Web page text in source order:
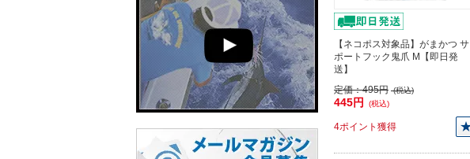
【ネコポス対象品】がまかつ サ
ポートフック鬼爪 M【即日発
送】
定価：495円 (税込)
445円 (税込)
4ポイント獲得